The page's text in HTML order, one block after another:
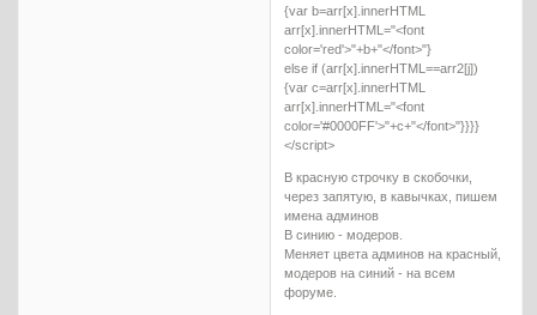
{var b=arr[x].innerHTML
arr[x].innerHTML="<font
color='red'>"+b+"</font>"}
else if (arr[x].innerHTML==arr2[j])
{var c=arr[x].innerHTML
arr[x].innerHTML="<font
color='#0000FF'>"+c+"</font>"}}}}
</script>
В красную строчку в скобочки,
через запятую, в кавычках, пишем
имена админов
В синию - модеров.
Меняет цвета админов на красный,
модеров на синий - на всем
форуме.